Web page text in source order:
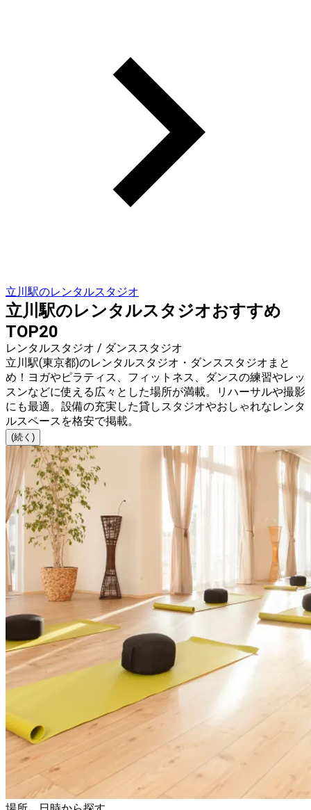
立川駅のレンタルスタジオ
立川駅のレンタルスタジオおすすめ
TOP20
レンタルスタジオ / ダンススタジオ
立川駅(東京都)のレンタルスタジオ・ダンススタジオまと
め！ヨガやピラティス、フィットネス、ダンスの練習やレッ
スンなどに使える広々とした場所が満載。リハーサルや撮影
にも最適。設備の充実した貸しスタジオやおしゃれなレンタ
ルスペースを格安で掲載。
(続く)